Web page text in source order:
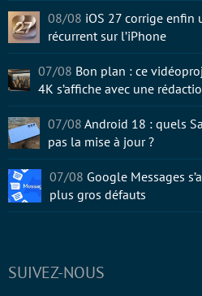
SUIVEZ-NOUS
08/08 iOS 27 corrige enfin
récurrent sur l’iPhone
07/08 Bon plan : ce
4K s’affiche avec une
07/08 Android 18 : quels
pas la mise à jour ?
07/08 Google Messages
plus gros défauts